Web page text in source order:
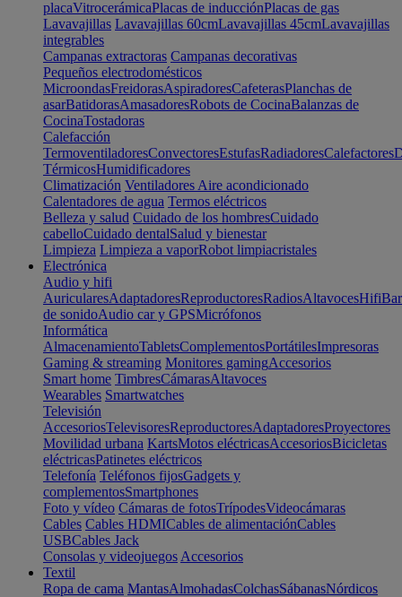
placaVitrocerámicaPlacas de inducciónPlacas de gas
Lavavajillas Lavavajillas 60cmLavavajillas 45cmLavavajillas
integrables
Campanas extractoras Campanas decorativas
Pequeños electrodomésticos
MicroondasFreidorasAspiradoresCafeterasPlanchas de
asarBatidorasAmasadoresRobots de CocinaBalanzas de
CocinaTostadoras
Calefacción
TermoventiladoresConvectoresEstufasRadiadoresCalefactores
TérmicosHumidificadores
Climatización Ventiladores Aire acondicionado
Calentadores de agua Termos eléctricos
Belleza y salud Cuidado de los hombresCuidado
cabelloCuidado dentalSalud y bienestar
Limpieza Limpieza a vaporRobot limpiacristales
Electrónica
Audio y hifi
AuricularesAdaptadoresReproductoresRadiosAltavocesHifi
de sonidoAudio car y GPSMicrófonos
Informática
AlmacenamientoTabletsComplementosPortátilesImpresoras
Gaming & streaming Monitores gamingAccesorios
Smart home TimbresCámarasAltavoces
Wearables Smartwatches
Televisión
AccesoriosTelevisoresReproductoresAdaptadoresProyectores
Movilidad urbana KartsMotos eléctricasAccesoriosBicicletas
eléctricasPatinetes eléctricos
Telefonía Teléfonos fijosGadgets y
complementosSmartphones
Foto y vídeo Cámaras de fotosTrípodesVideocámaras
Cables Cables HDMICables de alimentaciónCables
USBCables Jack
Consolas y videojuegos Accesorios
Textil
Ropa de cama MantasAlmohadasColchasSábanasNórdicos